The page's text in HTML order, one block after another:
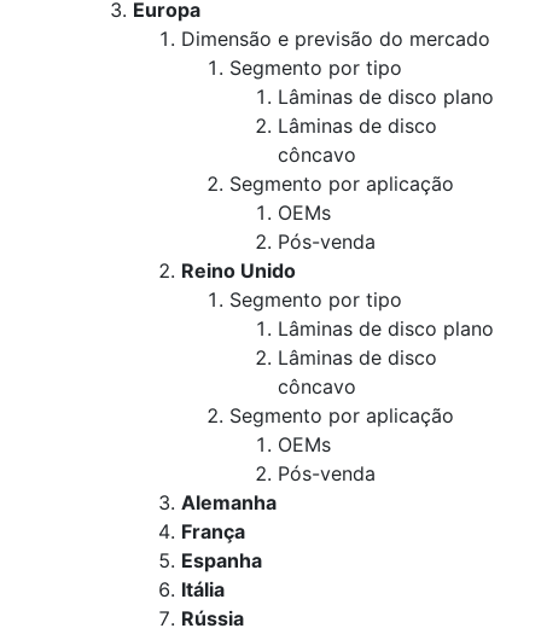
Europa
Dimensão e previsão do mercado
Segmento por tipo
Lâminas de disco plano
Lâminas de disco
côncavo
Segmento por aplicação
OEMs
Pós-venda
Reino Unido
Segmento por tipo
Lâminas de disco plano
Lâminas de disco
côncavo
Segmento por aplicação
OEMs
Pós-venda
Alemanha
França
Espanha
Itália
Rússia